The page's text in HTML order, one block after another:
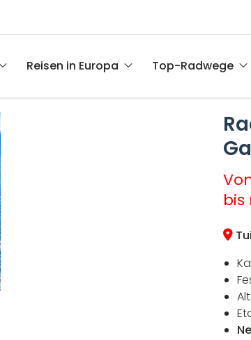
Reisen in Europa Top-Radwege
bis